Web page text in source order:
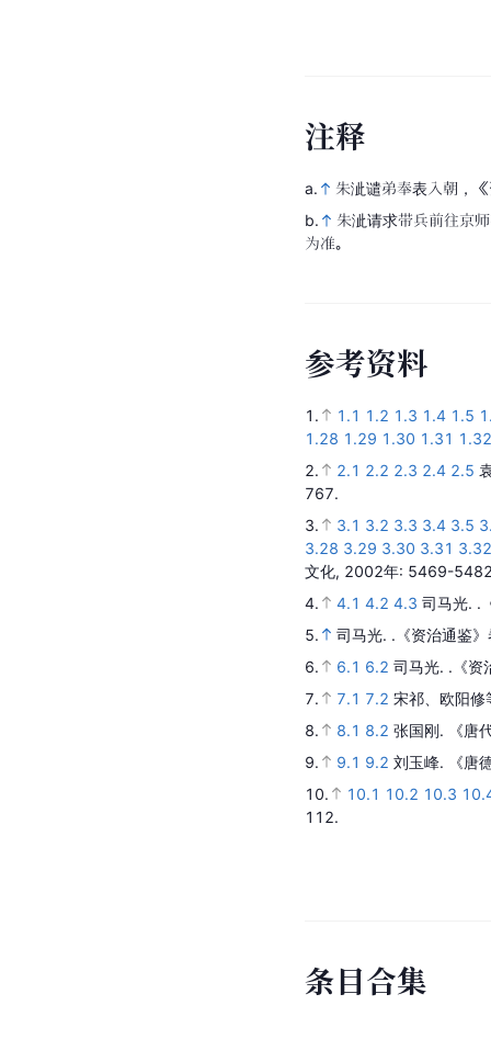
注释
a.
朱泚谴弟奉表入朝，
b.
朱泚请求带兵前往京
为准。
参考资料
1. 1.1 1.2 1.3 1.4 1.5
1.28 1.29 1.30 1.31 1.32
2.
2.1 2.2 2.3 2.4 2.5
767.
3.
3.1 3.2 3.3 3.4 3.5
3.28 3.29 3.30 3.31 3.32
文化, 2002年: 5469-
4.
4.1 4.2 4.3 司马光. .
5.
司马光. .《资治通鉴
6.
6.1 6.2 司马光. .《资
7.
7.1 7.2 宋祁、欧阳
8.
8.1 8.2 张国刚.
《唐
9.
9.1 9.2 刘玉峰.
《唐
10.
10.1 10.2 10.3
112.
条目合集